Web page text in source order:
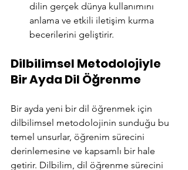
dilin gerçek dünya kullanımını
anlama ve etkili iletişim kurma
becerilerini geliştirir.
Dilbilimsel Metodolojiyle
Bir Ayda Dil Öğrenme
Bir ayda yeni bir dil öğrenmek için
dilbilimsel metodolojinin sunduğu bu
temel unsurlar, öğrenim sürecini
derinlemesine ve kapsamlı bir hale
getirir. Dilbilim, dil öğrenme sürecini